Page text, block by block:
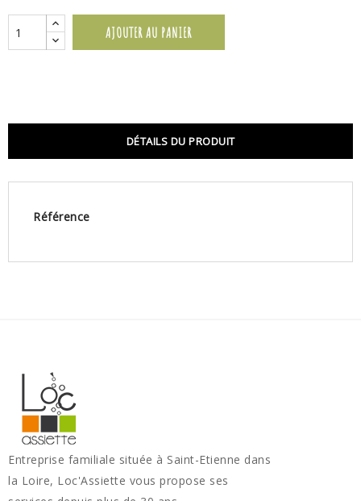
AJOUTER AU PANIER
DÉTAILS DU PRODUIT
Référence
Entreprise familiale située à Saint-Etienne dans
la Loire, Loc'Assiette vous propose ses